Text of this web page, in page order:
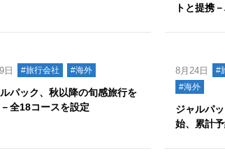
トと提携
日 #旅行会社 #海外
パック、秋以降の旬感旅行を
全18コースを設定
8月24日 #
#海外
ジャルパ
始、累計